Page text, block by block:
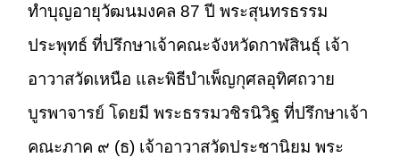
ทำบุญอายุวัฒนมงคล 87 ปี พระสุนทรธรรม
ประพุทธ์ ที่ปรึกษาเจ้าคณะจังหวัดกาฬสินธุ์ เจ้า
อาวาสวัดเหนือ และพิธีบำเพ็ญกุศลอุทิศถวาย
บูรพาจารย์ โดยมี พระธรรมวชิรนิวิฐ ที่ปรึกษาเจ้า
คณะภาค ๙ (ธ) เจ้าอาวาสวัดประชานิยม พระ